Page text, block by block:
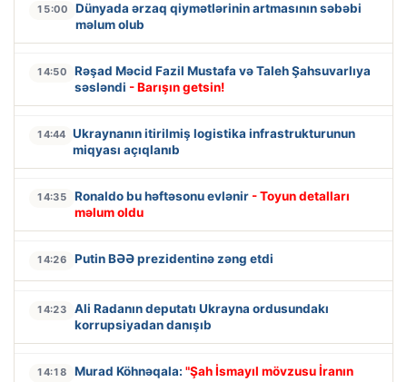
15:00
Dünyada ərzaq qiymətlərinin artmasının səbəbi
məlum olub
14:50
Rəşad Məcid Fazil Mustafa və Taleh Şahsuvarlıya
səsləndi - Barışın getsin!
14:44 Ukraynanın itirilmiş logistika infrastrukturunun
miqyası açıqlanıb
14:35 Ronaldo bu həftəsonu evlənir - Toyun detalları
məlum oldu
14:26 Putin BƏƏ prezidentinə zəng etdi
14:23
Ali Radanın deputatı Ukrayna ordusundakı
korrupsiyadan danışıb
14:18 Murad Köhnəqala: "Şah İsmayıl mövzusu İranın